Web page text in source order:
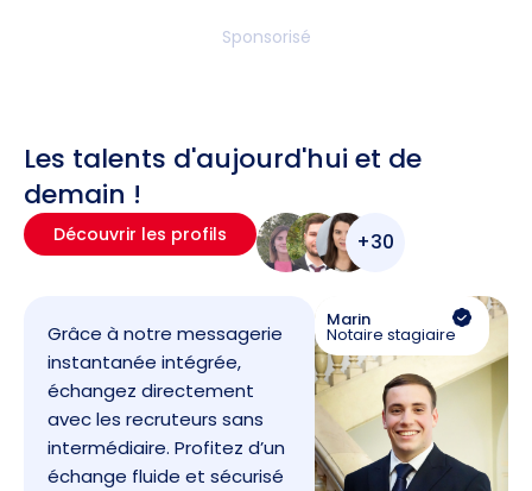
Sponsorisé
Les talents d'aujourd'hui et de
demain !
Découvrir les profils +30
Grâce à notre messagerie
instantanée intégrée,
échangez directement
avec les recruteurs sans
intermédiaire. Profitez d’un
échange fluide et sécurisé
Marin
Notaire stagiaire